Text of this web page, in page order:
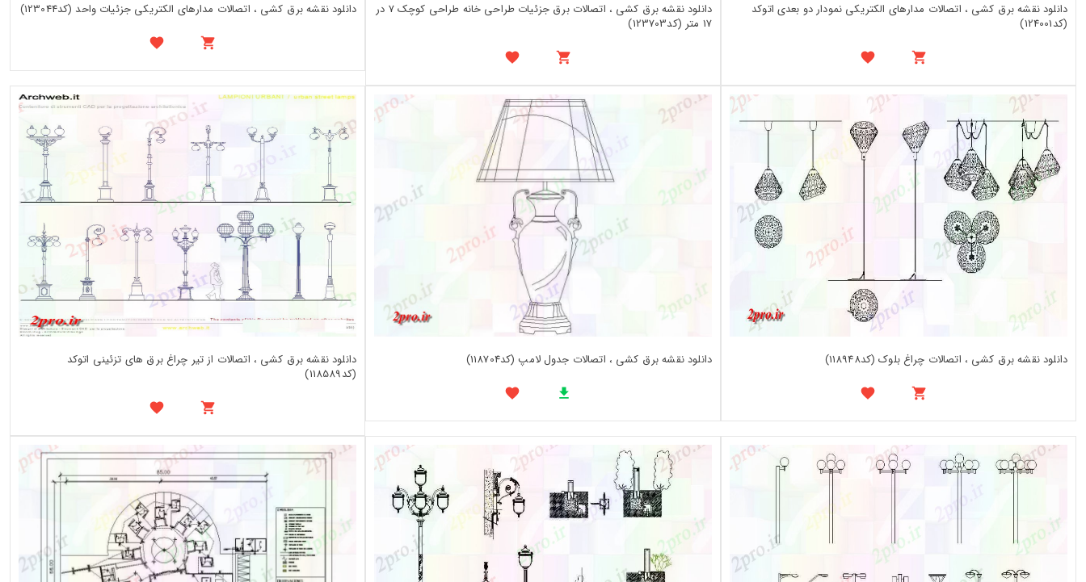
دانلود نقشه برق کشی ، اتصالات مدارهای الکتریکی نمودار دو بعدی اتوکد
(کد124001)
دانلود نقشه برق کشی ، اتصالات برق جزئیات طراحی خانه طراحی کوچک 7 در
17 متر (کد123703)
دانلود نقشه برق کشی ، اتصالات مدارهای الکتریکی جزئیات واحد (کد123044)
دانلود نقشه برق کشی ، اتصالات چراغ بلوک (کد118948) دانلود نقشه برق کشی ، اتصالات جدول لامپ (کد118704)
دانلود نقشه برق کشی ، اتصالات از تیر چراغ برق های تزئینی اتوکد
(کد118589)